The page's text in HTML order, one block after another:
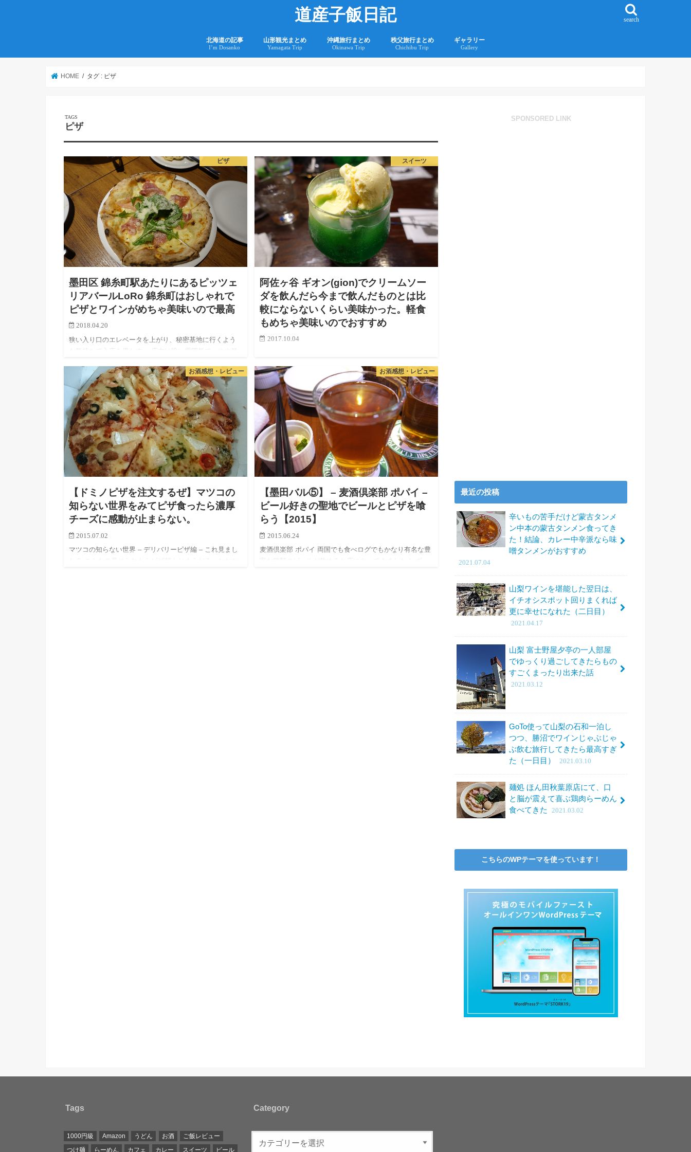
道産子飯日記 search
北海道の記事
I’m Dosanko
山形観光まとめ
Yamagata Trip
沖縄旅行まとめ
Okinawa Trip
秩父旅行まとめ
Chichibu Trip
ギャラリー
Gallery
HOME タグ : ピザ
ピザ
ピザ
墨田区 錦糸町駅あたりにあるピッツェ
リアバールLoRo 錦糸町はおしゃれで
ピザとワインがめちゃ美味いので最高
2018.04.20
狭い入り口のエレベータを上がり、秘密基地に行くよう
な気持ちで入店を果たす。 店内は暗い雰囲気で、やや静
ゃれなお店への潜入をキメた。 と、いうことで（？）
今…
スイーツ
阿佐ヶ谷 ギオン(gion)でクリームソー
ダを飲んだら今まで飲んだものとは比
較にならないくらい美味かった。軽食
もめちゃ美味いのでおすすめ
2017.10.04
した！ 阿佐ヶ谷は墨田区錦糸町からは総武線で１本でい
けます。とはいえ…遠い…. しかし美味いもの…
お酒感想・レビュー
【ドミノピザを注文するぜ】マツコの
知らない世界をみてピザ食ったら濃厚
チーズに感動が止まらない。
2015.07.02
マツコの知らない世界 – デリバリーピザ編 – これ見まし
お酒感想・レビュー
【墨田バル⑤】 – 麦酒倶楽部 ポパイ –
ビール好きの聖地でビールとピザを喰
らう【2015】
2015.06.24
麦酒倶楽部 ポパイ 両国でも食べログでもかなり有名な豊
SPONSORED LINK
最近の投稿
辛いもの苦手だけど蒙古タンメ
ン中本の蒙古タンメン食ってき
た！結論、カレー中辛派なら味
噌タンメンがおすすめ
2021.07.04
山梨ワインを堪能した翌日は、
イチオシスポット回りまくれば
更に幸せになれた（二日目）
2021.04.17
山梨 富士野屋夕亭の一人部屋
でゆっくり過ごしてきたらもの
すごくまったり出来た話
2021.03.12
GoTo使って山梨の石和一泊し
つつ、勝沼でワインじゃぶじゃ
ぶ飲む旅行してきたら最高すぎ
た（一日目）
2021.03.10
麺処 ほん田秋葉原店にて、口
と脳が震えて喜ぶ鶏肉らーめん
食べてきた
2021.03.02
こちらのWPテーマを使っています！
Tags
1000円級 Amazon うどん お酒
ご飯レビュー
つけ麺
らーめん カフェ カレー スイーツ ビール
Category